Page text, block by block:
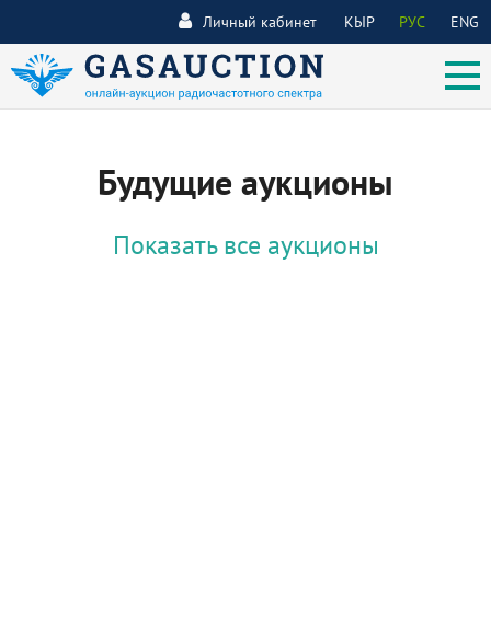
КЫР РУС ENG
Личный кабинет
Будущие аукционы
Показать все аукционы